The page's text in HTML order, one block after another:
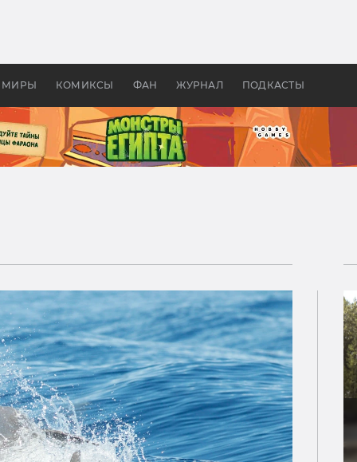
МИРЫ КОМИКСЫ ФАН ЖУРНАЛ ПОДКАСТЫ
колец»
Древней Грецией